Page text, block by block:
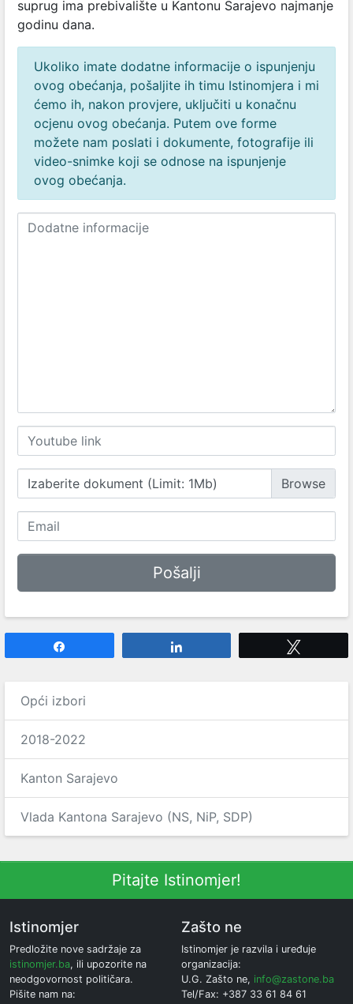
suprug ima prebivalište u Kantonu Sarajevo najmanje
godinu dana.
Ukoliko imate dodatne informacije o ispunjenju
ovog obećanja, pošaljite ih timu Istinomjera i mi
ćemo ih, nakon provjere, uključiti u konačnu
ocjenu ovog obećanja. Putem ove forme
možete nam poslati i dokumente, fotografije ili
video-snimke koji se odnose na ispunjenje
ovog obećanja.
Izaberite dokument (Limit: 1Mb)
Opći izbori
2018-2022
Kanton Sarajevo
Vlada Kantona Sarajevo (NS, NiP, SDP)
Pitajte Istinomjer!
Istinomjer
Predložite nove sadržaje za
istinomjer.ba, ili upozorite na
neodgovornost političara.
Pišite nam na:
Zašto ne
Istinomjer je razvila i uređuje
organizacija:
U.G. Zašto ne, info@zastone.ba
Tel/Fax: +387 33 61 84 61